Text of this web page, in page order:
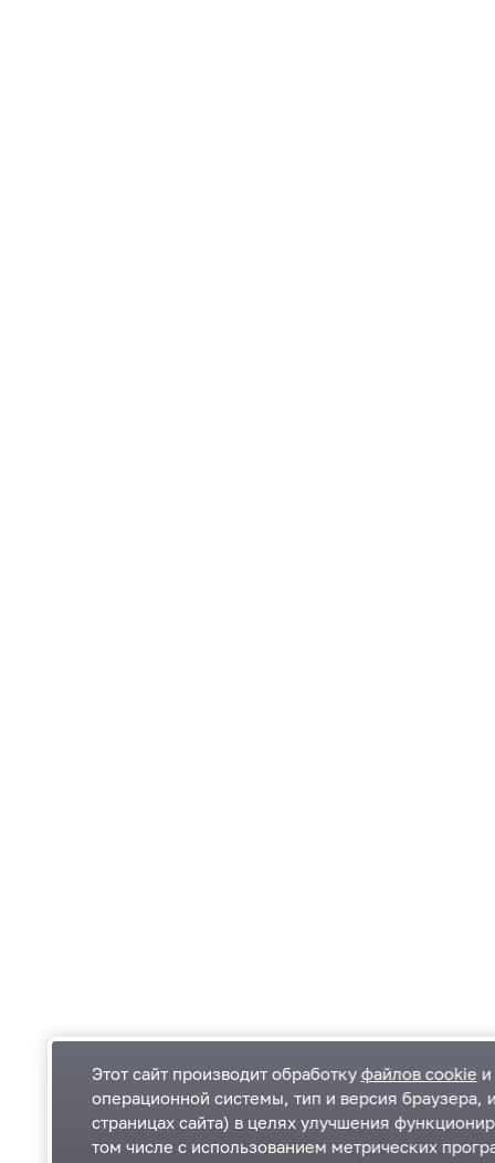
Одинцовский городской округ Московской
области
Этот сайт производит обработку файлов cookie
операционной системы, тип и версия браузера,
страницах сайта) в целях улучшения
том числе с использованием метрических